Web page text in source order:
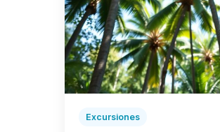
Excursiones